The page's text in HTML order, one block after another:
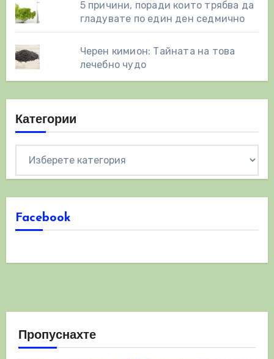
5 причини, поради които трябва да
гладувате по един ден седмично
Черен кимион: Тайната на това
лечебно чудо
Категории
Facebook
Пропуснахте